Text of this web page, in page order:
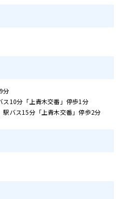
分
ス10分「上青木交番」停歩1分
バス15分「上青木交番」停歩2分